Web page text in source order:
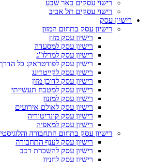
רישוי עסקים באר שבע
רישוי עסקים תל אביב
רישיון עסק
רישיון עסק בתחום המזון
רישיון עסק מזון
רישיון עסק למסעדה
רישיון עסק למרלו"ג
רישיון עסק לפודטראק: כל
רישיון עסק לקייטרינג
רישיון עסק לדוכן מזון
רישיון עסק למטבח תעשייתי
רישיון עסק למזנון
רישיון עסק לאולם אירועים
רישיון עסק קונדיטוריה
רישיון עסק למאפיה
רישיון עסק בתחום התחבורה
רישיון עסק לענף התחבורה
רישיון עסק להשכרת רכב
רישיון עסק לחניון